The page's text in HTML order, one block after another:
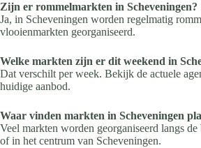
Zijn er rommelmarkten in Scheveningen?
Ja, in Scheveningen worden regelmatig
vlooienmarkten georganiseerd.
Welke markten zijn er dit weekend in
Dat verschilt per week. Bekijk de actuele
huidige aanbod.
Waar vinden markten in Scheveningen
Veel markten worden georganiseerd langs
of in het centrum van Scheveningen.